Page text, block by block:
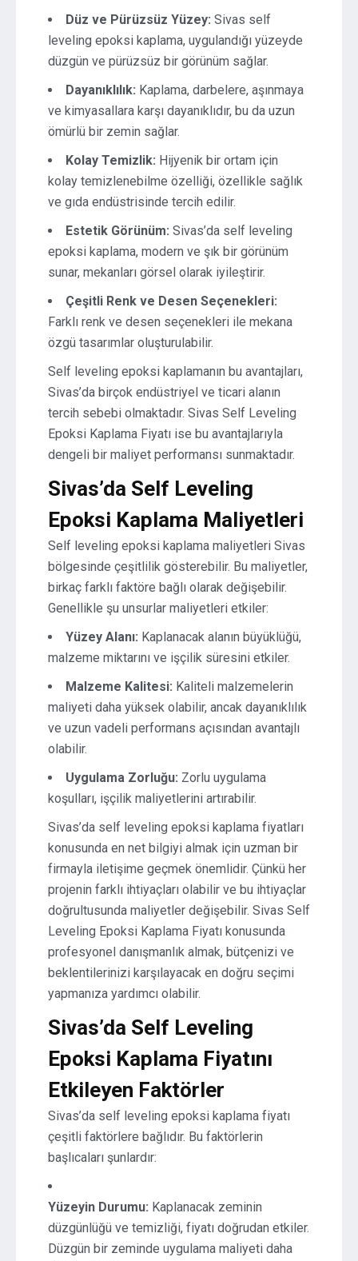
Düz ve Pürüzsüz Yüzey: Sivas self
leveling epoksi kaplama, uygulandığı yüzeyde
düzgün ve pürüzsüz bir görünüm sağlar.
Dayanıklılık: Kaplama, darbelere, aşınmaya
ve kimyasallara karşı dayanıklıdır, bu da uzun
ömürlü bir zemin sağlar.
Kolay Temizlik: Hijyenik bir ortam için
kolay temizlenebilme özelliği, özellikle sağlık
ve gıda endüstrisinde tercih edilir.
Estetik Görünüm: Sivas’da self leveling
epoksi kaplama, modern ve şık bir görünüm
sunar, mekanları görsel olarak iyileştirir.
Çeşitli Renk ve Desen Seçenekleri:
Farklı renk ve desen seçenekleri ile mekana
özgü tasarımlar oluşturulabilir.
Self leveling epoksi kaplamanın bu avantajları,
Sivas’da birçok endüstriyel ve ticari alanın
tercih sebebi olmaktadır. Sivas Self Leveling
Epoksi Kaplama Fiyatı ise bu avantajlarıyla
dengeli bir maliyet performansı sunmaktadır.
Sivas’da Self Leveling
Epoksi Kaplama Maliyetleri
Self leveling epoksi kaplama maliyetleri Sivas
bölgesinde çeşitlilik gösterebilir. Bu maliyetler,
birkaç farklı faktöre bağlı olarak değişebilir.
Genellikle şu unsurlar maliyetleri etkiler:
Yüzey Alanı: Kaplanacak alanın büyüklüğü,
malzeme miktarını ve işçilik süresini etkiler.
Malzeme Kalitesi: Kaliteli malzemelerin
maliyeti daha yüksek olabilir, ancak dayanıklılık
ve uzun vadeli performans açısından avantajlı
olabilir.
Uygulama Zorluğu: Zorlu uygulama
koşulları, işçilik maliyetlerini artırabilir.
Sivas’da self leveling epoksi kaplama fiyatları
konusunda en net bilgiyi almak için uzman bir
firmayla iletişime geçmek önemlidir. Çünkü her
projenin farklı ihtiyaçları olabilir ve bu ihtiyaçlar
doğrultusunda maliyetler değişebilir. Sivas Self
Leveling Epoksi Kaplama Fiyatı konusunda
profesyonel danışmanlık almak, bütçenizi ve
beklentilerinizi karşılayacak en doğru seçimi
yapmanıza yardımcı olabilir.
Sivas’da Self Leveling
Epoksi Kaplama Fiyatını
Etkileyen Faktörler
Sivas’da self leveling epoksi kaplama fiyatı
çeşitli faktörlere bağlıdır. Bu faktörlerin
başlıcaları şunlardır:
Yüzeyin Durumu: Kaplanacak zeminin
düzgünlüğü ve temizliği, fiyatı doğrudan etkiler.
Düzgün bir zeminde uygulama maliyeti daha